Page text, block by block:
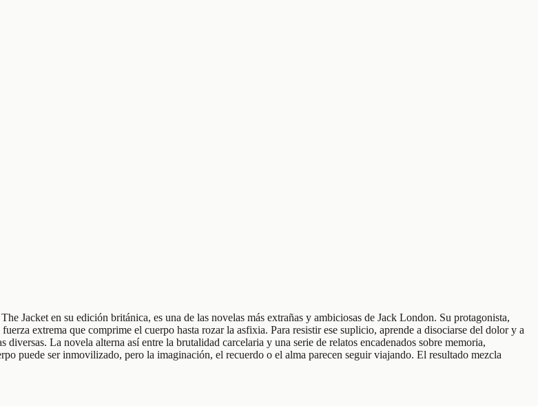
Jacket en su edición británica, es una de las novelas más extrañas y ambiciosas de Jack London. Su protagonista,
extrema que comprime el cuerpo hasta rozar la asfixia. Para resistir ese suplicio, aprende a disociarse del dolor y a
La novela alterna así entre la brutalidad carcelaria y una serie de relatos encadenados sobre memoria,
puede ser inmovilizado, pero la imaginación, el recuerdo o el alma parecen seguir viajando. El resultado mezcla